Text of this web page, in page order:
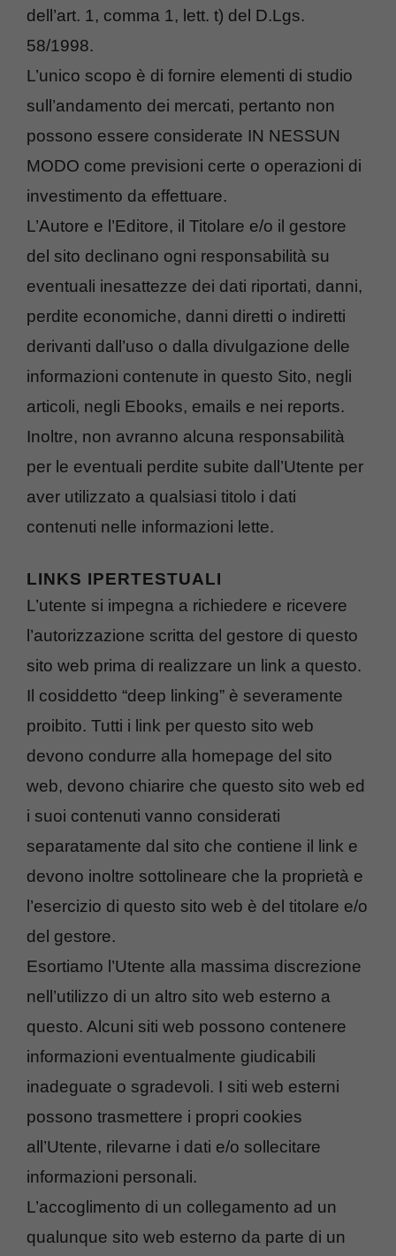
dell’art. 1, comma 1, lett. t) del D.Lgs.
58/1998.
L’unico scopo è di fornire elementi di studio
sull’andamento dei mercati, pertanto non
possono essere considerate IN NESSUN
MODO come previsioni certe o operazioni di
investimento da effettuare.
L’Autore e l’Editore, il Titolare e/o il gestore
del sito declinano ogni responsabilità su
eventuali inesattezze dei dati riportati, danni,
perdite economiche, danni diretti o indiretti
derivanti dall’uso o dalla divulgazione delle
informazioni contenute in questo Sito, negli
articoli, negli Ebooks, emails e nei reports.
Inoltre, non avranno alcuna responsabilità
per le eventuali perdite subite dall’Utente per
aver utilizzato a qualsiasi titolo i dati
contenuti nelle informazioni lette.
LINKS IPERTESTUALI
L’utente si impegna a richiedere e ricevere
l’autorizzazione scritta del gestore di questo
sito web prima di realizzare un link a questo.
Il cosiddetto “deep linking” è severamente
proibito. Tutti i link per questo sito web
devono condurre alla homepage del sito
web, devono chiarire che questo sito web ed
i suoi contenuti vanno considerati
separatamente dal sito che contiene il link e
devono inoltre sottolineare che la proprietà e
l’esercizio di questo sito web è del titolare e/o
del gestore.
Esortiamo l’Utente alla massima discrezione
nell’utilizzo di un altro sito web esterno a
questo. Alcuni siti web possono contenere
informazioni eventualmente giudicabili
inadeguate o sgradevoli. I siti web esterni
possono trasmettere i propri cookies
all’Utente, rilevarne i dati e/o sollecitare
informazioni personali.
L’accoglimento di un collegamento ad un
qualunque sito web esterno da parte di un